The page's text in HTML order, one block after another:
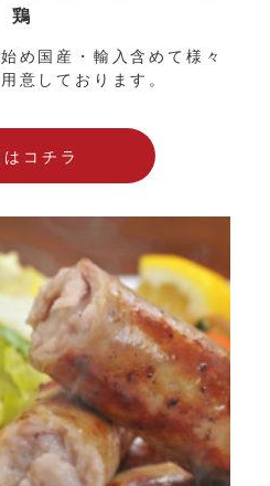
鶏
め国産・輸入含めて様々
意しております。
コチラ